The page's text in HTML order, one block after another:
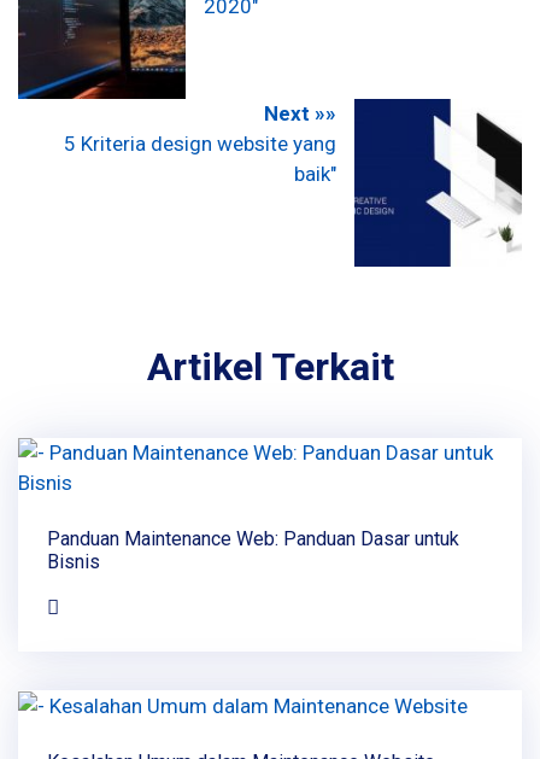
2020"
Next »»
5 Kriteria design website yang
baik"
Artikel Terkait
Panduan Maintenance Web: Panduan Dasar untuk
Bisnis